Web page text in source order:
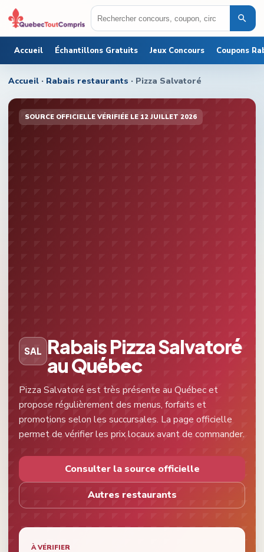
Accueil Échantillons Gratuits Jeux Concours Coupons
Accueil · Rabais restaurants · Pizza Salvatoré
SOURCE OFFICIELLE VÉRIFIÉE LE 12 JUILLET 2026
SAL
Rabais Pizza Salvatoré
au Québec
Pizza Salvatoré est très présente au Québec et
propose régulièrement des menus, forfaits et
promotions selon les succursales. La page officielle
permet de vérifier les prix locaux avant de commander.
Consulter la source officielle
Autres restaurants
À VÉRIFIER